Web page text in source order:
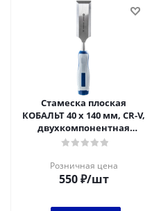
Стамеска плоская
КОБАЛЬТ 40 х 140 мм, CR-V,
двухкомпонентная
рукоятка (1 шт.) блистер
Розничная цена
550₽/шт